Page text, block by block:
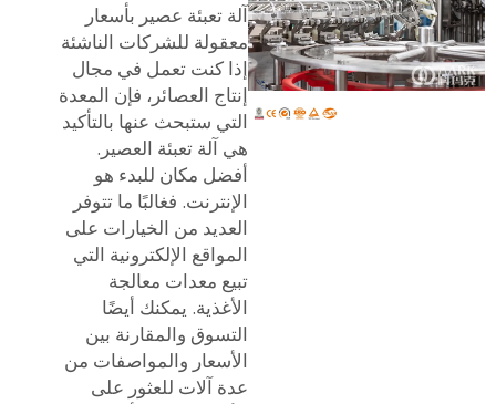
آلة تعبئة عصير بأسعار
معقولة للشركات الناشئة
إذا كنت تعمل في مجال
إنتاج العصائر، فإن المعدة
التي ستبحث عنها بالتأكيد
هي آلة تعبئة العصير.
أفضل مكان للبدء هو
الإنترنت. فغالبًا ما تتوفر
العديد من الخيارات على
المواقع الإلكترونية التي
تبيع معدات معالجة
الأغذية. يمكنك أيضًا
التسوق والمقارنة بين
الأسعار والمواصفات من
عدة آلات للعثور على